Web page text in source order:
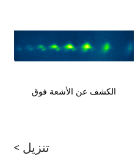
الكشف عن الأشعة فوق
تنزيل >